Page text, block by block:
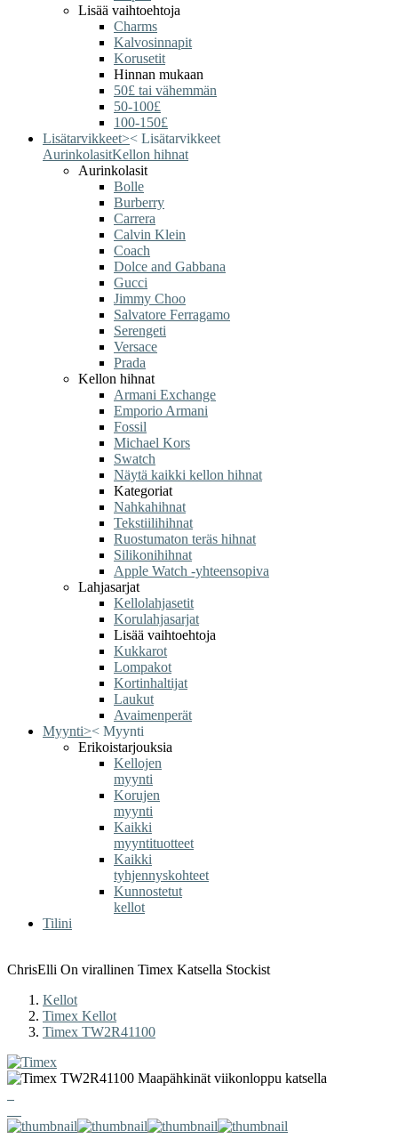
Lisää vaihtoehtoja
Charms
Kalvosinnapit
Korusetit
Hinnan mukaan
50£ tai vähemmän
50-100£
100-150£
Lisätarvikkeet>< Lisätarvikkeet
AurinkolasitKellon hihnat
Aurinkolasit
Bolle
Burberry
Carrera
Calvin Klein
Coach
Dolce and Gabbana
Gucci
Jimmy Choo
Salvatore Ferragamo
Serengeti
Versace
Prada
Kellon hihnat
Armani Exchange
Emporio Armani
Fossil
Michael Kors
Swatch
Näytä kaikki kellon hihnat
Kategoriat
Nahkahihnat
Tekstiilihihnat
Ruostumaton teräs hihnat
Silikonihihnat
Apple Watch -yhteensopiva
Lahjasarjat
Kellolahjasetit
Korulahjasarjat
Lisää vaihtoehtoja
Kukkarot
Lompakot
Kortinhaltijat
Laukut
Avaimenperät
Myynti>< Myynti
Erikoistarjouksia
Kellojen
myynti
Korujen
myynti
Kaikki
myyntituotteet
Kaikki
tyhjennyskohteet
Kunnostetut
kellot
Tilini
ChrisElli On virallinen Timex Katsella Stockist
Kellot
Timex Kellot
Timex TW2R41100